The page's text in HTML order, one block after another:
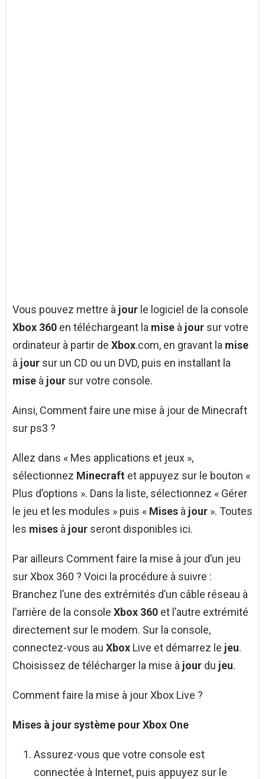
Vous pouvez mettre à jour le logiciel de la console
Xbox 360 en téléchargeant la mise à jour sur votre
ordinateur à partir de Xbox.com, en gravant la mise
à jour sur un CD ou un DVD, puis en installant la
mise à jour sur votre console.
Ainsi, Comment faire une mise à jour de Minecraft
sur ps3 ?
Allez dans « Mes applications et jeux »,
sélectionnez Minecraft et appuyez sur le bouton «
Plus d’options ». Dans la liste, sélectionnez « Gérer
le jeu et les modules » puis « Mises à jour ». Toutes
les mises à jour seront disponibles ici.
Par ailleurs Comment faire la mise à jour d’un jeu
sur Xbox 360 ? Voici la procédure à suivre :
Branchez l’une des extrémités d’un câble réseau à
l’arrière de la console Xbox 360 et l’autre extrémité
directement sur le modem. Sur la console,
connectez-vous au Xbox Live et démarrez le jeu.
Choisissez de télécharger la mise à jour du jeu.
Comment faire la mise à jour Xbox Live ?
Mises à joursystème pourXbox One
Assurez-vous que votre console est
connectée à Internet, puis appuyez sur le